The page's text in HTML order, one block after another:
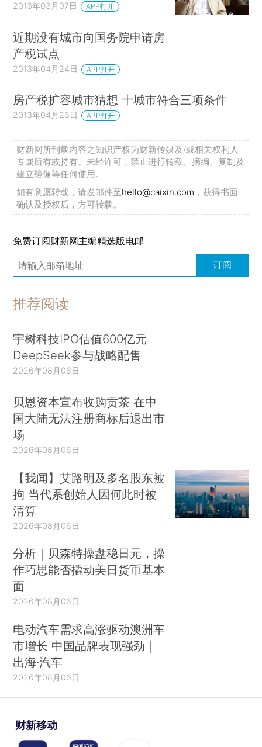
2013年03月07日 APP打开
近期没有城市向国务院申请房
产税试点
2013年04月24日 APP打开
房产税扩容城市猜想 十城市符合三项条件
2013年04月26日 APP打开
财新网所刊载内容之知识产权为财新传媒及/或相关权利人
专属所有或持有。未经许可，禁止进行转载、摘编、复制及
建立镜像等任何使用。
如有意愿转载，请发邮件至hello@caixin.com ，获得书面
确认及授权后，方可转载。
免费订阅财新网主编精选版电邮
订阅
推荐阅读
宇树科技IPO估值600亿元
DeepSeek参与战略配售
2026年08月06日
贝恩资本宣布收购贡茶 在中
国大陆无法注册商标后退出市
场
2026年08月06日
【我闻】艾路明及多名股东被
拘 当代系创始人因何此时被
清算
2026年08月06日
分析｜贝森特操盘稳日元，操
作巧思能否撬动美日货币基本
面
2026年08月06日
电动汽车需求高涨驱动澳洲车
市增长 中国品牌表现强劲｜
出海·汽车
2026年08月06日
财新移动